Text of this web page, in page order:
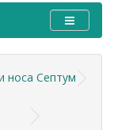
носа Септум